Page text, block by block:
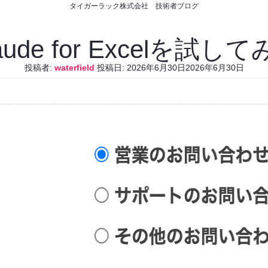
タイガーラック株式会社 技術者ブログ
for Excelを試して
投稿者: waterfield 投稿日: 2026年6月30日2026年6月30日